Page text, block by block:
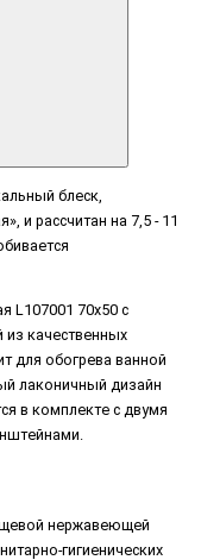
блеск,
и рассчитан на 7,5 - 11
L107001 70x50 с
качественных
для обогрева ванной
лаконичный дизайн
в комплекте с двумя
нержавеющей
гигиенических